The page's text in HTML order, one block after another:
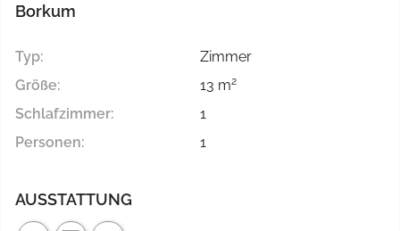
Borkum
Typ:
Zimmer
Größe:
13 m2
Schlafzimmer:
1
Personen:
1
AUSSTATTUNG